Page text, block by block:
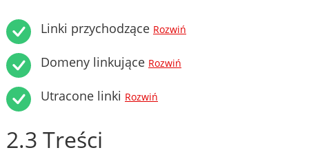
Linki przychodzące Rozwiń
Domeny linkujące Rozwiń
Utracone linki Rozwiń
2.3 Treści